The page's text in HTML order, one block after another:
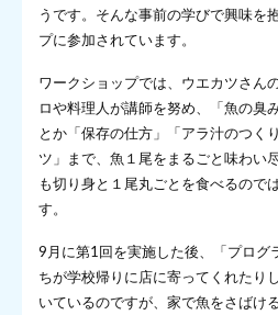
うです。そんな事前の学びで興味を
プに参加されています。
ワークショップでは、ウエカツさん
ロや料理人が講師を努め、「魚の臭
とか「保存の仕方」「アラ汁のつく
ツ」まで、魚１尾をまるごと味わい
も切り身と１尾丸ごとを食べるので
す。
9月に第1回を実施した後、「プログ
ちが学校帰りに店に寄ってくれたり
いているのですが、家で魚をさばけ